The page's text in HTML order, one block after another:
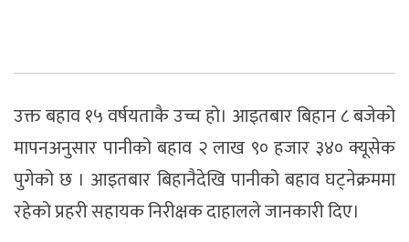
उक्त बहाव १५ वर्षयताकै उच्च हो। आइतबार बिहान ८ बजेको
मापनअनुसार पानीको बहाव २ लाख ९० हजार ३४० क्यूसेक
पुगेको छ । आइतबार बिहानैदेखि पानीको बहाव घट्नेक्रममा
रहेको प्रहरी सहायक निरीक्षक दाहालले जानकारी दिए।